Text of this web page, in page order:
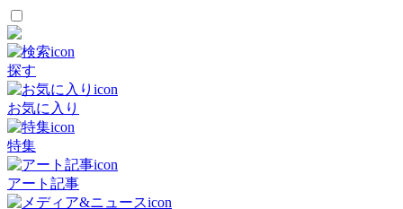
探す
お気に入り
特集
アート記事